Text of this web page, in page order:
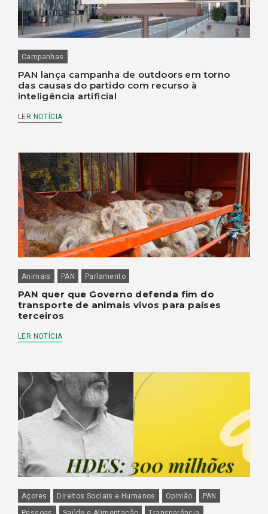
Campanhas
PAN lança campanha de outdoors em torno
das causas do partido com recurso à
inteligência artificial
LER NOTÍCIA
Animais PAN Parlamento
PAN quer que Governo defenda fim do
transporte de animais vivos para países
terceiros
LER NOTÍCIA
Açores Direitos Sociais e Humanos Opinião
PAN